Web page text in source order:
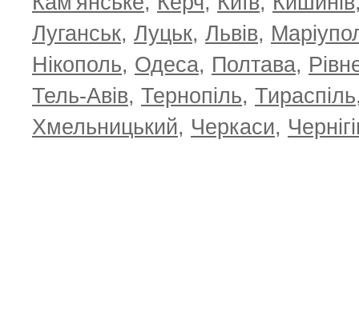
Луганськ, Луцьк, Львів,
Нікополь, Одеса, Полтава,
Тель-Авів, Тернопіль, Тираспіль
Хмельницький, Черкаси,